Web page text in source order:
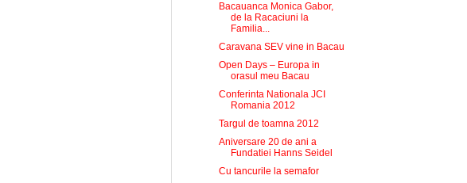
Bacauanca Monica Gabor,
de la Racaciuni la
Familia...
Caravana SEV vine in Bacau
Open Days – Europa in
orasul meu Bacau
Conferinta Nationala JCI
Romania 2012
Targul de toamna 2012
Aniversare 20 de ani a
Fundatiei Hanns Seidel
Cu tancurile la semafor